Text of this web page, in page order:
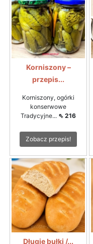
Korniszony –
przepis...
Korniszony, ogórki
konserwowe
Tradycyjne... ⇖ 216
Zobacz przepis!
Długie bułki /...